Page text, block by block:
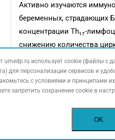
Активно изучаются
беременных, страдающих
концентрации Th₁₇-
снижению количества
клеток, что в свою
повышению количества
дыхательных путях,
контролируемой БА
материнская
активность лимфоцитов и
umedp.ru использует cookie (файлы с
для персонализации сервисов и
с условиями и принципами
запретить сохранение cookie в
OK